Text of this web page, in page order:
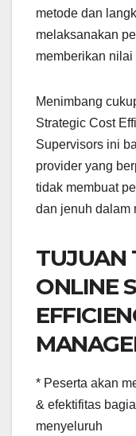
metode dan
melaksanakan
memberikan
Menimbang
Strategic Cost
Supervisors ini
provider yang
tidak membuat
dan jenuh dalam
TUJUAN
ONLINE
* Peserta akan
& efektifitas
menyeluruh